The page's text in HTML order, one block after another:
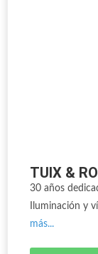
TUIX &
30 años
Iluminación y
más...